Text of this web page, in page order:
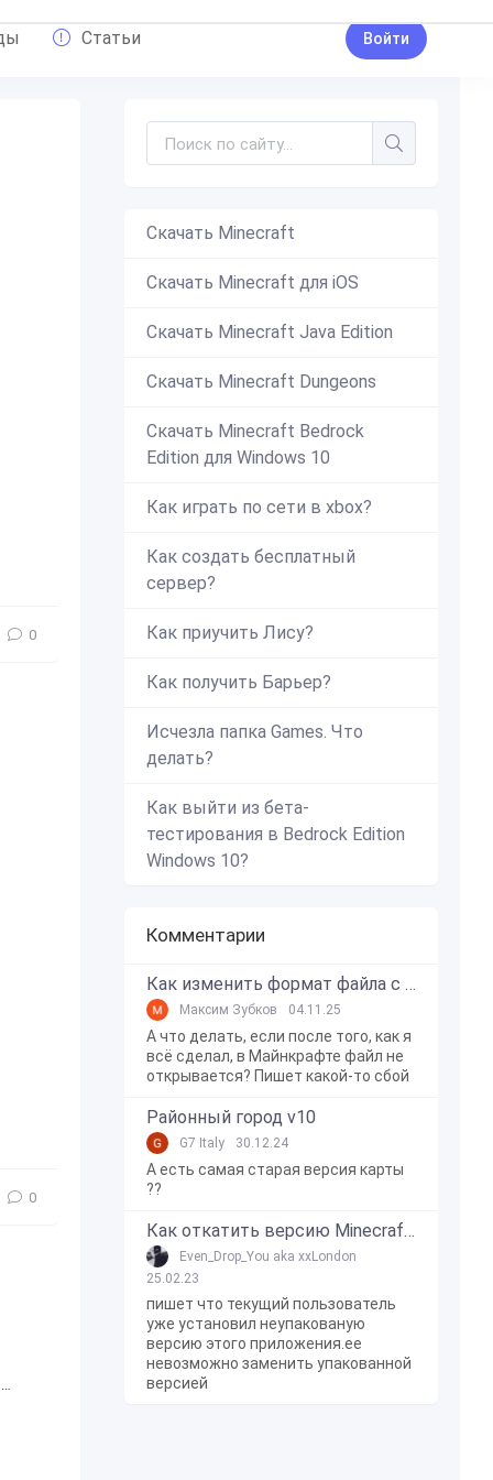
Статьи Войти
0
0
Датский
Скачать Minecraft
Скачать Minecraft для iOS
Скачать Minecraft Java Edition
Скачать Minecraft Dungeons
Скачать Minecraft Bedrock
Edition для Windows 10
Как играть по сети в xbox?
Как создать бесплатный
сервер?
Как приучить Лису?
Как получить Барьер?
Исчезла папка Games. Что
делать?
Как выйти из бета-
тестирования в Bedrock Edition
Windows 10?
Комментарии
Как изменить формат файла с zip в mcworld?
Максим Зубков 04.11.25
А что делать, если после того, как я
всё сделал, в Майнкрафте файл не
открывается? Пишет какой-то сбой
Районный город v10
G7 Italy 30.12.24
А есть самая старая версия карты
??
Как откатить версию Minecraft Bedrock Edition на Windows 10?
Even_Drop_You aka xxLondon
25.02.23
пишет что текущий пользователь
уже установил неупакованую
версию этого приложения.ее
невозможно заменить упакованной
версией